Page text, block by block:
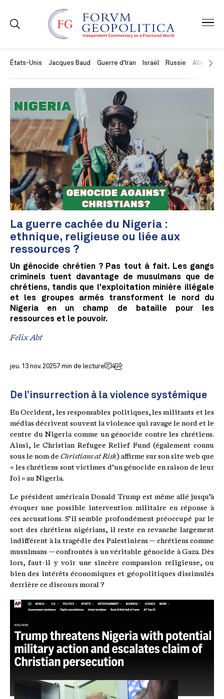
États-Unis Jacques Baud Guerre d'Iran Israël Russie Allemagne
La guerre cachée du Nigeria :
ethnique, religieuse ou liée aux
ressources ?
Un génocide chrétien ? Pas tout à fait. Les gangs
criminels tuent davantage de musulmans que de
chrétiens, tandis que l'exploitation minière illégale
et les groupes armés transforment le nord du
Nigeria en un champ de bataille pour les
ressources et le pouvoir.
Felix Abt
jeu. 13 nov. 20257 min de lecture 4
De l’insurrection à la violence systémique
En Occident, les responsables politiques, les militants et les
médias décrivent souvent la violence qui ravage le nord et le
centre du Nigeria comme un génocide contre les chrétiens.
Ainsi, le Christian Refugee Relief Fund (également connu
sous le nom de Christians at Risk) affirme sur son site web que
« les chrétiens sont victimes d’un génocide en raison de leur
foi » au Nigeria.
Le président américain Donald Trump est même allé jusqu’à
évoquer une possible intervention militaire en réponse à
ces accusations. S’il semble profondément préoccupé par le
sort des chrétiens nigérians, il reste en revanche largement
indifférent à la tragédie des Palestiniens — chrétiens comme
musulmans — confrontés à un véritable génocide à Gaza. Dès
lors, faut-il y voir une sincère compassion religieuse, ou
bien des intérêts économiques et géopolitiques dissimulés
derrière ce discours moral ?